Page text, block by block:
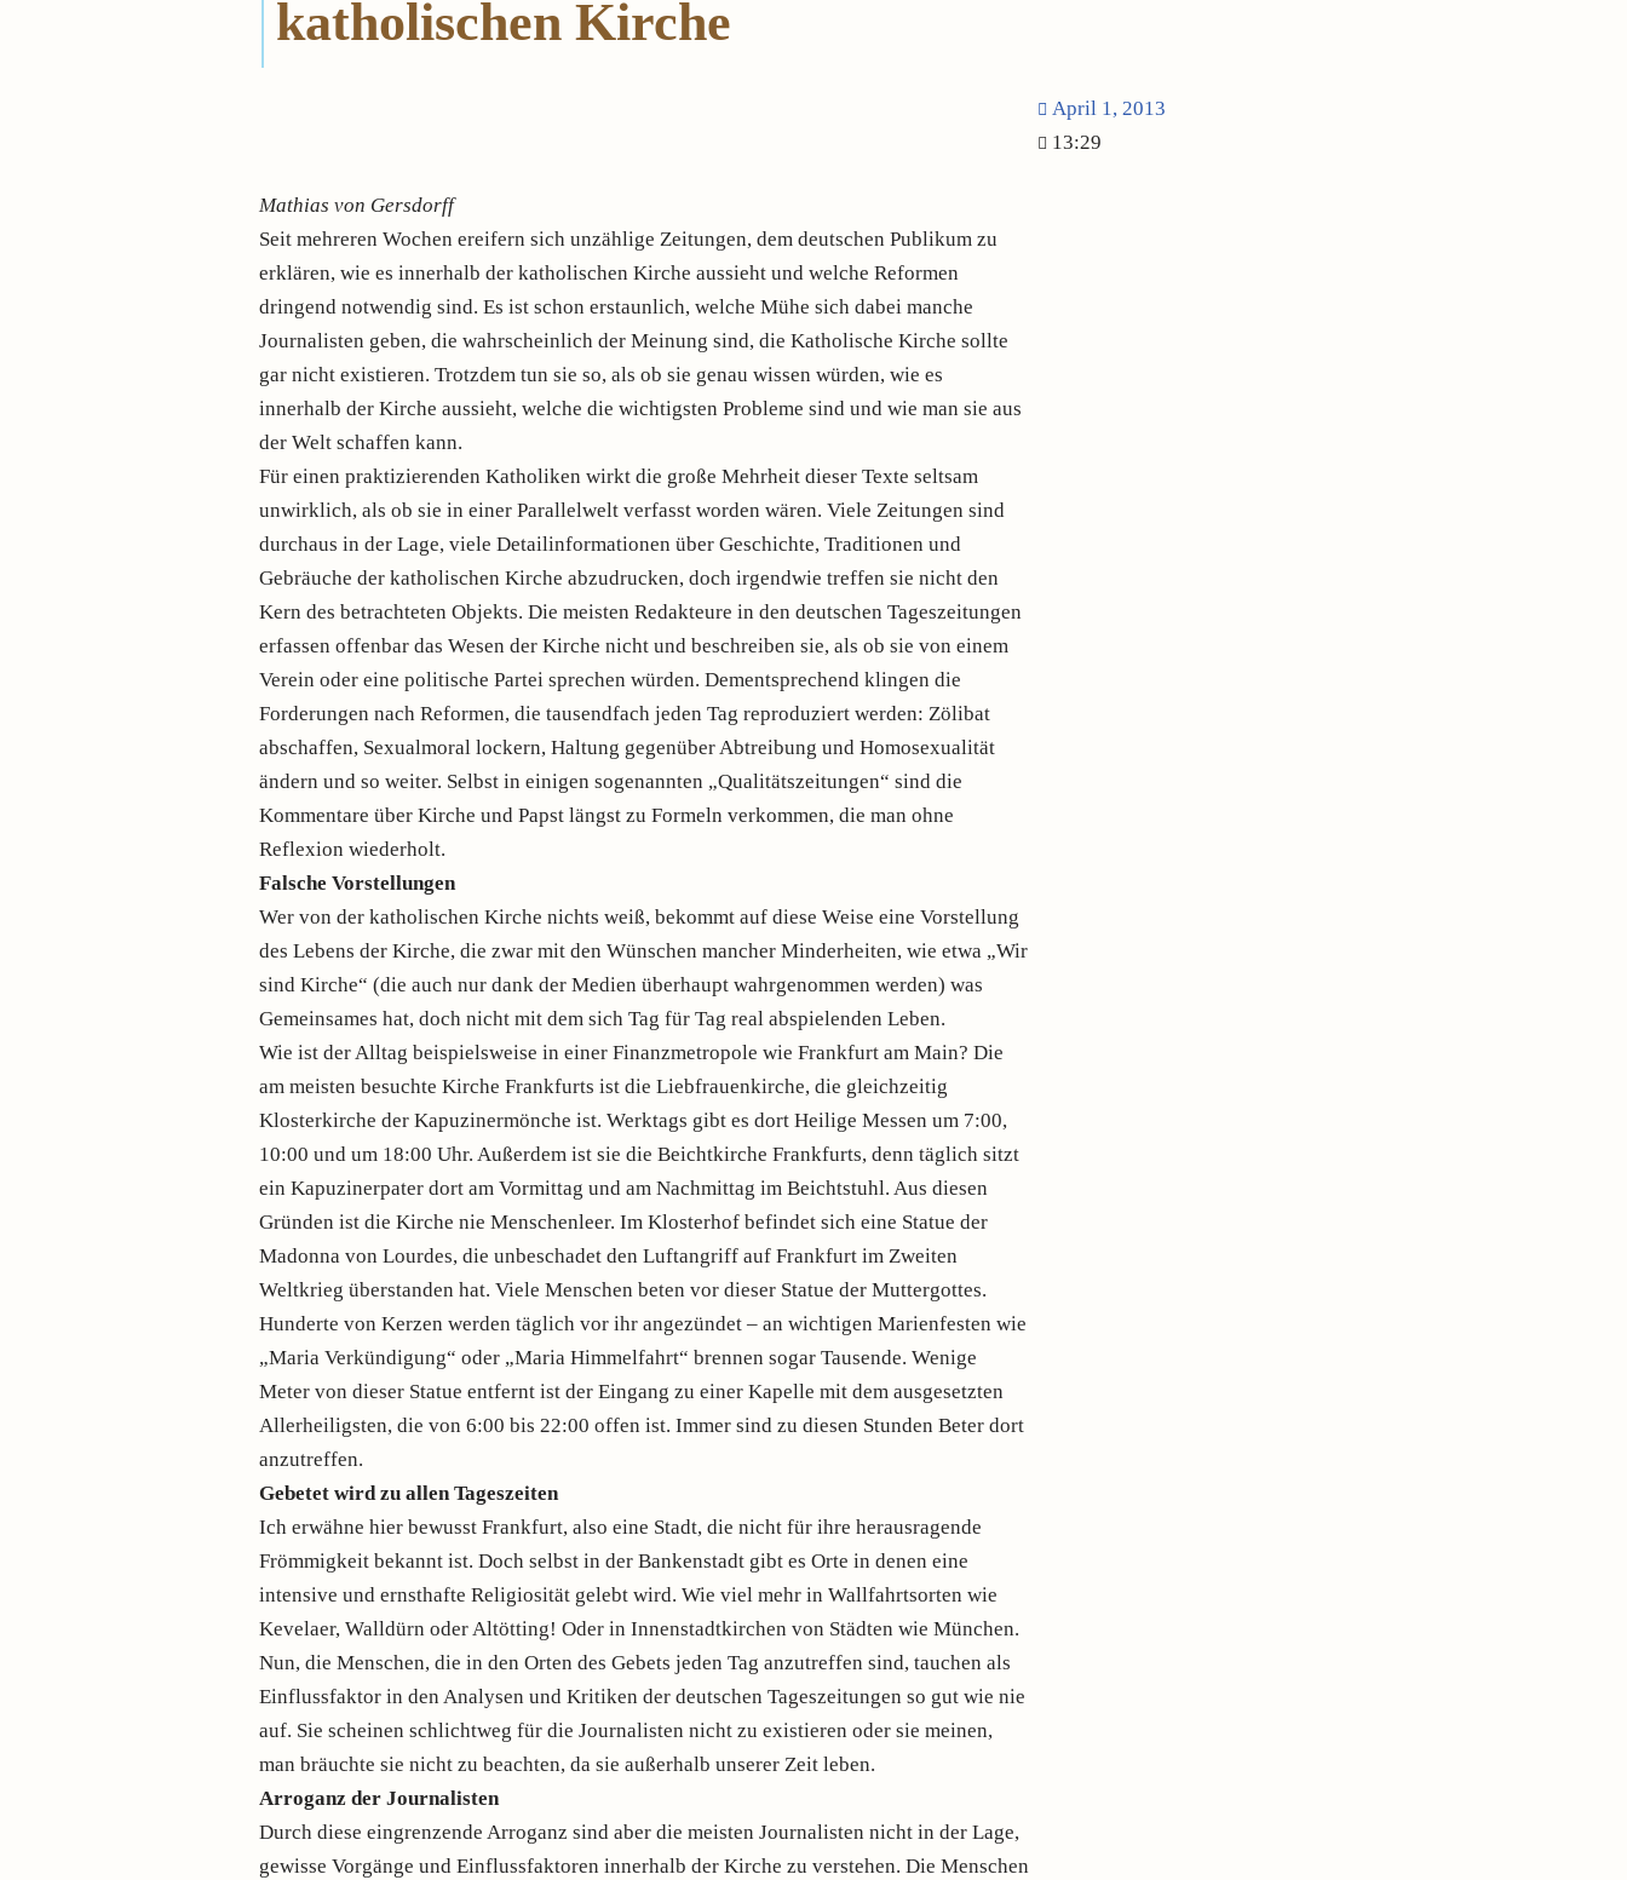
katholischen Kirche
April 1, 2013
13:29
Mathias von Gersdorff
Seit mehreren Wochen ereifern sich unzählige Zeitungen, dem deutschen Publikum zu
erklären, wie es innerhalb der katholischen Kirche aussieht und welche Reformen
dringend notwendig sind. Es ist schon erstaunlich, welche Mühe sich dabei manche
Journalisten geben, die wahrscheinlich der Meinung sind, die Katholische Kirche sollte
gar nicht existieren. Trotzdem tun sie so, als ob sie genau wissen würden, wie es
innerhalb der Kirche aussieht, welche die wichtigsten Probleme sind und wie man sie aus
der Welt schaffen kann.
Für einen praktizierenden Katholiken wirkt die große Mehrheit dieser Texte seltsam
unwirklich, als ob sie in einer Parallelwelt verfasst worden wären. Viele Zeitungen sind
durchaus in der Lage, viele Detailinformationen über Geschichte, Traditionen und
Gebräuche der katholischen Kirche abzudrucken, doch irgendwie treffen sie nicht den
Kern des betrachteten Objekts. Die meisten Redakteure in den deutschen Tageszeitungen
erfassen offenbar das Wesen der Kirche nicht und beschreiben sie, als ob sie von einem
Verein oder eine politische Partei sprechen würden. Dementsprechend klingen die
Forderungen nach Reformen, die tausendfach jeden Tag reproduziert werden: Zölibat
abschaffen, Sexualmoral lockern, Haltung gegenüber Abtreibung und Homosexualität
ändern und so weiter. Selbst in einigen sogenannten „Qualitätszeitungen“ sind die
Kommentare über Kirche und Papst längst zu Formeln verkommen, die man ohne
Reflexion wiederholt.
Falsche Vorstellungen
Wer von der katholischen Kirche nichts weiß, bekommt auf diese Weise eine Vorstellung
des Lebens der Kirche, die zwar mit den Wünschen mancher Minderheiten, wie etwa „Wir
sind Kirche“ (die auch nur dank der Medien überhaupt wahrgenommen werden) was
Gemeinsames hat, doch nicht mit dem sich Tag für Tag real abspielenden Leben.
Wie ist der Alltag beispielsweise in einer Finanzmetropole wie Frankfurt am Main? Die
am meisten besuchte Kirche Frankfurts ist die Liebfrauenkirche, die gleichzeitig
Klosterkirche der Kapuzinermönche ist. Werktags gibt es dort Heilige Messen um 7:00,
10:00 und um 18:00 Uhr. Außerdem ist sie die Beichtkirche Frankfurts, denn täglich sitzt
ein Kapuzinerpater dort am Vormittag und am Nachmittag im Beichtstuhl. Aus diesen
Gründen ist die Kirche nie Menschenleer. Im Klosterhof befindet sich eine Statue der
Madonna von Lourdes, die unbeschadet den Luftangriff auf Frankfurt im Zweiten
Weltkrieg überstanden hat. Viele Menschen beten vor dieser Statue der Muttergottes.
Hunderte von Kerzen werden täglich vor ihr angezündet – an wichtigen Marienfesten wie
„Maria Verkündigung“ oder „Maria Himmelfahrt“ brennen sogar Tausende. Wenige
Meter von dieser Statue entfernt ist der Eingang zu einer Kapelle mit dem ausgesetzten
Allerheiligsten, die von 6:00 bis 22:00 offen ist. Immer sind zu diesen Stunden Beter dort
anzutreffen.
Gebetet wird zu allen Tageszeiten
Ich erwähne hier bewusst Frankfurt, also eine Stadt, die nicht für ihre herausragende
Frömmigkeit bekannt ist. Doch selbst in der Bankenstadt gibt es Orte in denen eine
intensive und ernsthafte Religiosität gelebt wird. Wie viel mehr in Wallfahrtsorten wie
Kevelaer, Walldürn oder Altötting! Oder in Innenstadtkirchen von Städten wie München.
Nun, die Menschen, die in den Orten des Gebets jeden Tag anzutreffen sind, tauchen als
Einflussfaktor in den Analysen und Kritiken der deutschen Tageszeitungen so gut wie nie
auf. Sie scheinen schlichtweg für die Journalisten nicht zu existieren oder sie meinen,
man bräuchte sie nicht zu beachten, da sie außerhalb unserer Zeit leben.
Arroganz der Journalisten
Durch diese eingrenzende Arroganz sind aber die meisten Journalisten nicht in der Lage,
gewisse Vorgänge und Einflussfaktoren innerhalb der Kirche zu verstehen. Die Menschen